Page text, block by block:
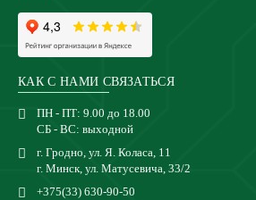
КАК С НАМИ СВЯЗАТЬСЯ
ПН - ПТ: 9.00 до 18.00
СБ - ВС: выходной
г. Гродно, ул. Я. Коласа, 11
г. Минск, ул. Матусевича, 33/2
+375(33) 630-90-50